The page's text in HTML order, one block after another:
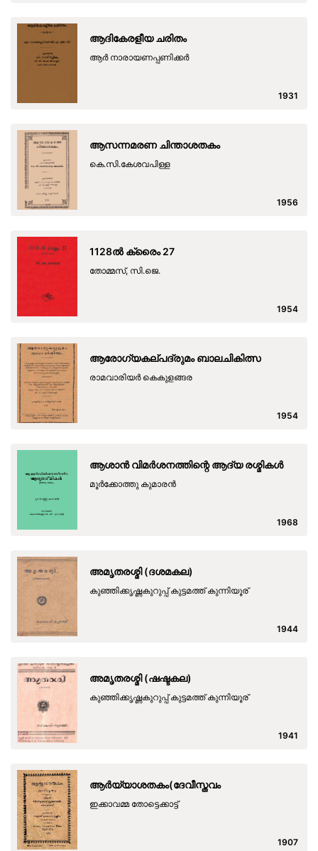
ആദികേരളീയ ചരിതം
ആർ നാരായണപ്പണിക്കർ
1931
ആസന്നമരണ ചിന്താശതകം
കെ.സി.കേശവപിള്ള
1956
1128ല്‍ ക്രൈം 27
തോമ്മസ്, സി.ജെ.
1954
ആരോഗ്യകല്പദ്രുമം ബാലചികിത്സ
രാമവാരിയ‍ര്‍ കെകുളങ്ങര
1954
ആശാൻ വിമർശനത്തിന്റെ ആദ്യ രശ്മികൾ
മൂർക്കോത്തു കുമാരൻ
1968
അമൃതരശ്മി (ദശമകല)
കുഞ്ഞിക്കൃഷ്ണകുറുപ്പ് കുട്ടമത്ത് കുന്നിയൂര്
1944
അമൃതരശ്മി (ഷഷ്ടകല)
കുഞ്ഞിക്കൃഷ്ണകുറുപ്പ് കുട്ടമത്ത് കുന്നിയൂര്
1941
ആര്‍യ്യാശതകം(ദേവീസ്തവം
ഇക്കാവമ്മ തോട്ടെക്കാട്ട്
1907